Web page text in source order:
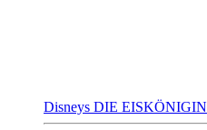
Disneys DIE EISKÖNIGIN